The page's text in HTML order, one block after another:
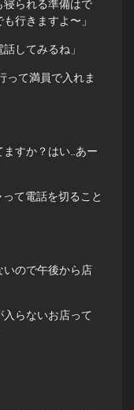
寝られる準備はで
行きますよ〜」
してみるね」
って満員で入れま
ますか？はい…あー
て電話を切ること
いので午後から店
入らないお店って